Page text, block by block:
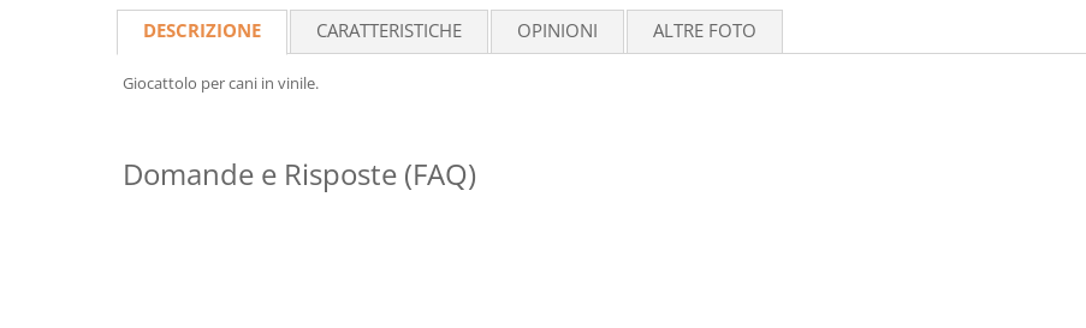
DESCRIZIONE CARATTERISTICHE OPINIONI ALTRE FOTO
Giocattolo per cani in vinile.
Domande e Risposte (FAQ)